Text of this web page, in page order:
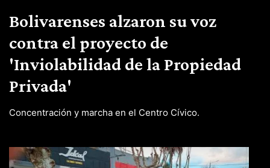
Bolivarenses alzaron su voz
contra el proyecto de
'Inviolabilidad de la Propiedad
Privada'
Concentración y marcha en el Centro Cívico.